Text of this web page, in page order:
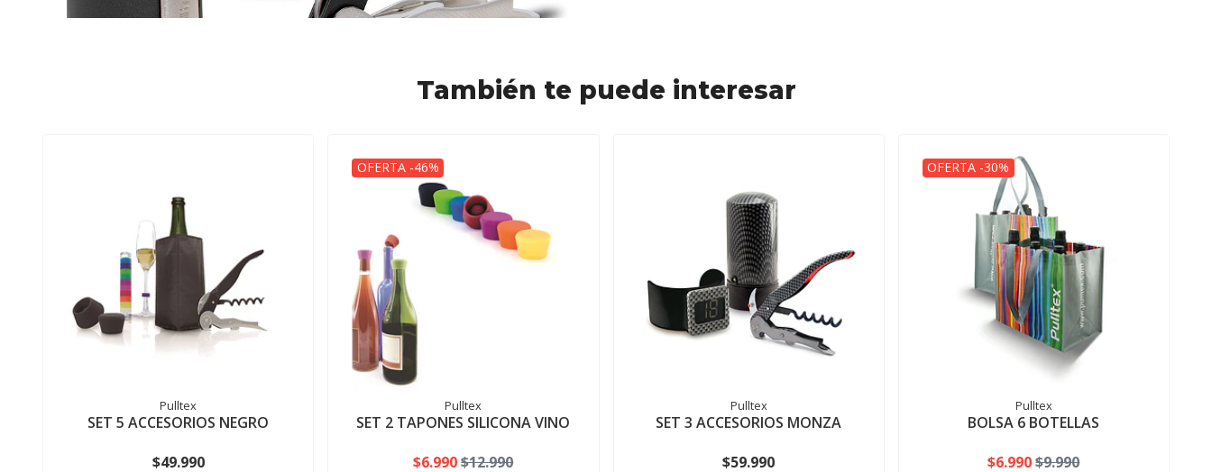
También te puede interesar
Pulltex
SET 5 ACCESORIOS NEGRO
$49.990
OFERTA -46%
Pulltex
SET 2 TAPONES SILICONA VINO
$6.990$12.990
Pulltex
SET 3 ACCESORIOS MONZA
$59.990
OFERTA -30%
Pulltex
BOLSA 6 BOTELLAS
$6.990$9.990